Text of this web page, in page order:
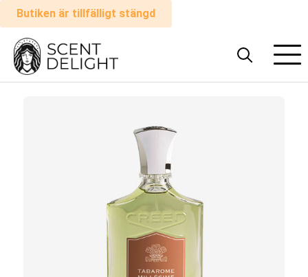
Butiken är tillfälligt stängd
Alla
parfymer